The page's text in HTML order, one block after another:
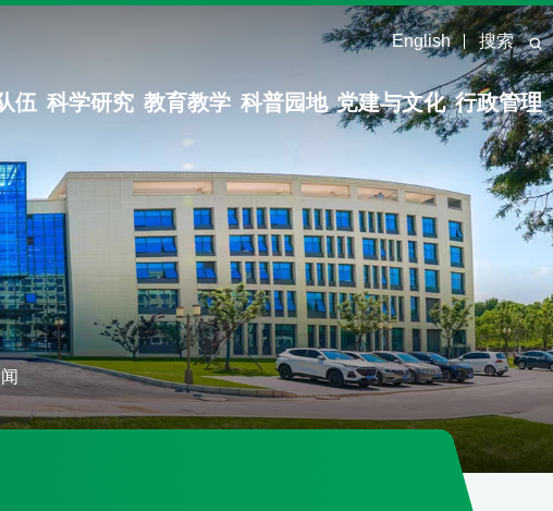
English 搜索
伍 科学研究 教育教学 科普园地 党建与文化 行政管理